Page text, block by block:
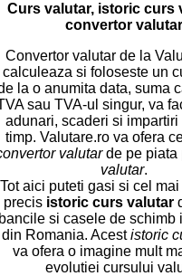
Curs valutar, istoric curs
convertor valutar
Convertor valutar de la
calculeaza si foloseste un
la o anumita data, suma
sau TVA-ul singur, va
adunari, scaderi si
timp. Valutare.ro va ofera
valutarde pe piata
valutar.
Tot aici puteti gasi si cel
precis istoric curs valutar
bancile si casele de schimb
din Romania. Acestistoric
va ofera o imagine mult
evolutiei cursului